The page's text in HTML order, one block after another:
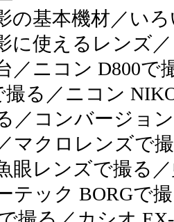
の基本機材／い
に使えるレンズ
／ニコン D800で
撮る／ニコン
／コンバージョ
マクロレンズで
眼レンズで撮る
テック BORGで